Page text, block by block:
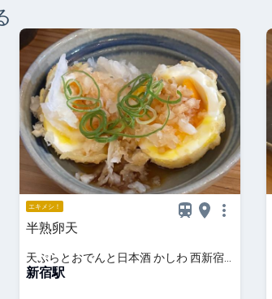
エキメシ！
半熟卵天
天ぷらとおでんと日本酒 かしわ 西新宿
店
新宿駅